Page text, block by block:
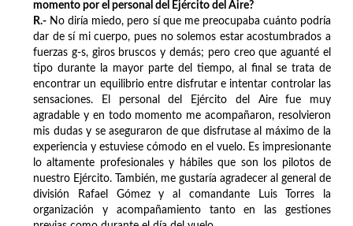
momento por el personal del Ejército del Aire?
R.- No diría miedo, pero sí que me preocupaba cuánto podría
dar de sí mi cuerpo, pues no solemos estar acostumbrados a
fuerzas g-s, giros bruscos y demás; pero creo que aguanté el
tipo durante la mayor parte del tiempo, al final se trata de
encontrar un equilibrio entre disfrutar e intentar controlar las
sensaciones. El personal del Ejército del Aire fue muy
agradable y en todo momento me acompañaron, resolvieron
mis dudas y se aseguraron de que disfrutase al máximo de la
experiencia y estuviese cómodo en el vuelo. Es impresionante
lo altamente profesionales y hábiles que son los pilotos de
nuestro Ejército. También, me gustaría agradecer al general de
división Rafael Gómez y al comandante Luis Torres la
organización y acompañamiento tanto en las gestiones